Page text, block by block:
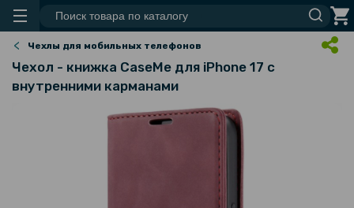
Чехлы для мобильных телефонов
Чехол - книжка CaseMe для iPhone 17 с
внутренними карманами